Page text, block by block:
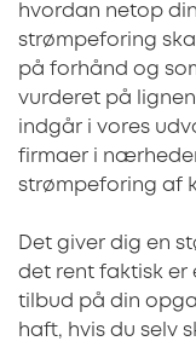
hvordan netop
strømpeforing
på forhånd og
vurderet på
indgår i vores
firmaer i
strømpeforing af
Det giver dig en
det rent faktisk er
tilbud på din
haft, hvis du selv